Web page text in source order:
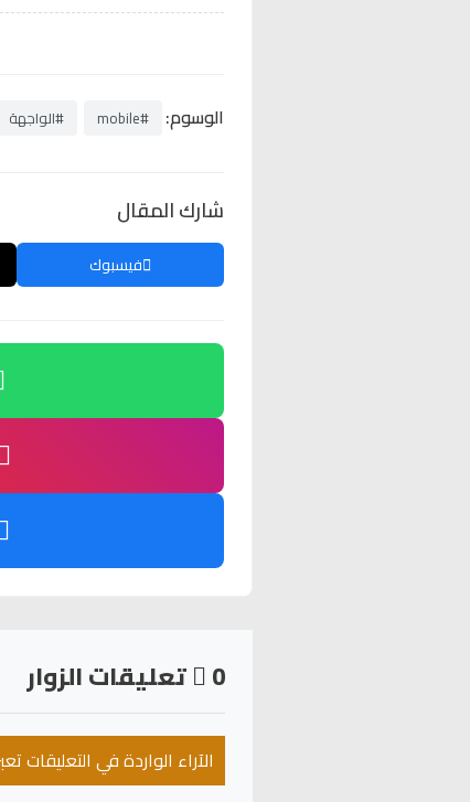
الوسوم: #mobile #الواجهة
شارك المقال
فيسبوك
0 تعليقات الزوار
الآراء الواردة في